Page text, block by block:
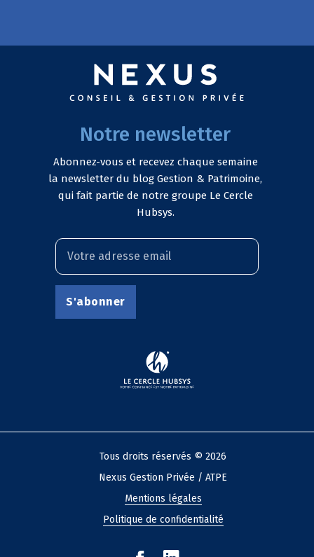
Notre newsletter
Abonnez-vous et recevez chaque semaine
la newsletter du blog Gestion & Patrimoine,
qui fait partie de notre groupe Le Cercle
Hubsys.
Tous droits réservés © 2026
Nexus Gestion Privée / ATPE
Mentions légales
Politique de confidentialité